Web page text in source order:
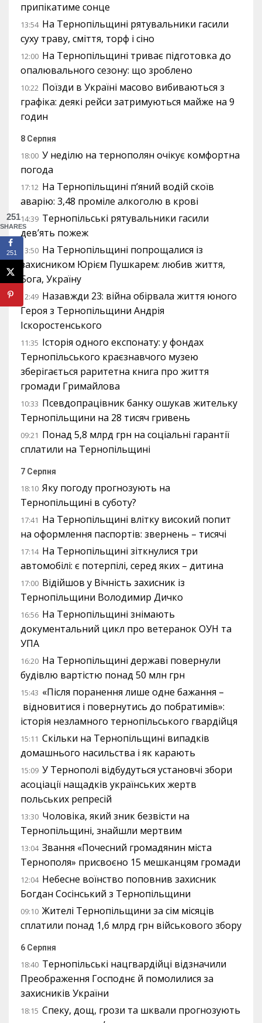
припікатиме сонце
13:54 На Тернопільщині рятувальники гасили
суху траву, сміття, торф і сіно
12:00 На Тернопільщині триває підготовка до
опалювального сезону: що зроблено
10:22 Поїзди в Україні масово вибиваються з
графіка: деякі рейси затримуються майже на 9
годин
8 Серпня
18:00 У неділю на тернополян очікує комфортна
погода
17:12 На Тернопільщині п’яний водій скоїв
аварію: 3,48 проміле алкоголю в крові
14:39 Тернопільські рятувальники гасили
дев’ять пожеж
13:50 На Тернопільщині попрощалися із
захисником Юрієм Пушкарем: любив життя,
Бога, Україну
12:49 Назавжди 23: війна обірвала життя юного
Героя з Тернопільщини Андрія
Іскоростенського
11:35 Історія одного експонату: у фондах
Тернопільського краєзнавчого музею
зберігається раритетна книга про життя
громади Гримайлова
10:33 Псевдопрацівник банку ошукав жительку
Тернопільщини на 28 тисяч гривень
09:21 Понад 5,8 млрд грн на соціальні гарантії
сплатили на Тернопільщині
7 Серпня
18:10 Яку погоду прогнозують на
Тернопільщині в суботу?
17:41 На Тернопільщині влітку високий попит
на оформлення паспортів: звернень – тисячі
17:14 На Тернопільщині зіткнулися три
автомобілі: є потерпілі, серед яких – дитина
17:00 Відійшов у Вічність захисник із
Тернопільщини Володимир Дичко
16:56 На Тернопільщині знімають
документальний цикл про ветеранок ОУН та
УПА
16:20 На Тернопільщині державі повернули
будівлю вартістю понад 50 млн грн
15:43 «Після поранення лише одне бажання –
відновитися і повернутись до побратимів»:
історія незламного тернопільського гвардійця
15:11 Скільки на Тернопільщині випадків
домашнього насильства і як карають
15:09 У Тернополі відбудуться установчі збори
асоціації нащадків українських жертв
польських репресій
13:30 Чоловіка, який зник безвісти на
Тернопільщині, знайшли мертвим
13:04 Звання «Почесний громадянин міста
Тернополя» присвоєно 15 мешканцям громади
12:04 Небесне воїнство поповнив захисник
Богдан Сосінський з Тернопільщини
09:10 Жителі Тернопільщини за сім місяців
сплатили понад 1,6 млрд грн військового збору
6 Серпня
18:40 Тернопільські нацгвардійці відзначили
Преображення Господнє й помолилися за
захисників України
18:15 Спеку, дощ, грози та шквали прогнозують
251
SHARES
251